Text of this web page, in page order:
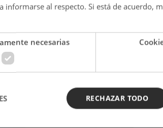
últimas noticias de tus artistas
de moda!
informarse al respecto. Si está de acuerdo,
necesarias
RECHAZAR TODO